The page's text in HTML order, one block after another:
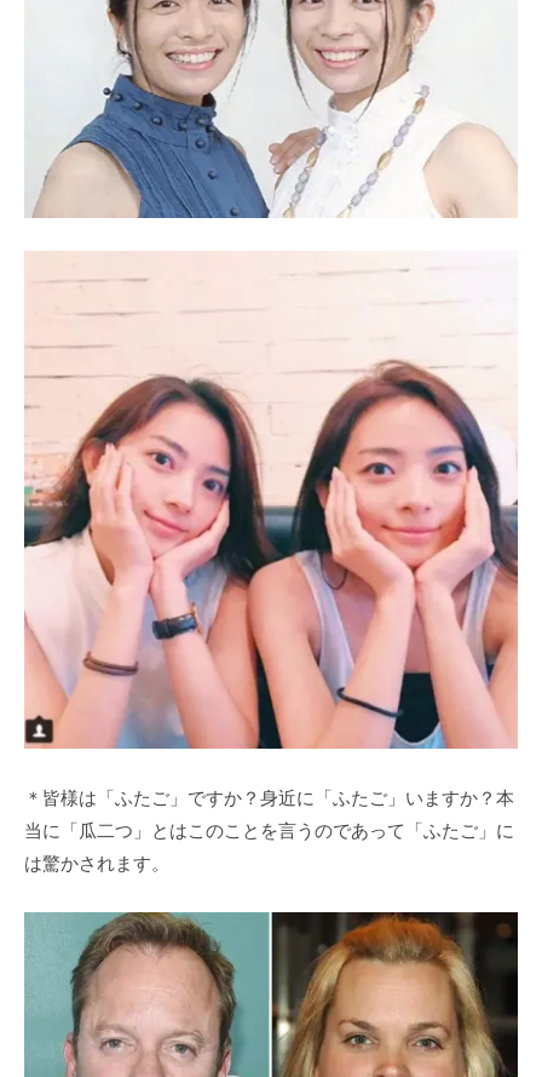
＊皆様は「ふたご」ですか？身近に「ふたご」いますか？本
当に「瓜二つ」とはこのことを言うのであって「ふたご」に
は驚かされます。